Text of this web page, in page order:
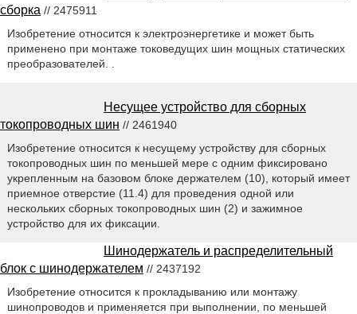
сборка // 2475911
Изобретение относится к электроэнергетике и может быть
применено при монтаже токоведущих шин мощных статических
преобразователей. .
Несущее устройство для сборных
токопроводных шин // 2461940
Изобретение относится к несущему устройству для сборных
токопроводных шин по меньшей мере с одним фиксировано
укрепленным на базовом блоке держателем (10), который имеет
приемное отверстие (11.4) для проведения одной или
нескольких сборных токопроводных шин (2) и зажимное
устройство для их фиксации.
Шинодержатель и распределительный
блок с шинодержателем // 2437192
Изобретение относится к прокладыванию или монтажу
шинопроводов и применяется при выполнении, по меньшей